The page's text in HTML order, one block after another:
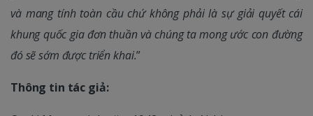
và mang tính toàn cầu chứ không phải là sự giải quyết cái
khung quốc gia đơn thuần và chúng ta mong ước con đường
đó sẽ sớm được triển khai.”
Thông tin tác giả: